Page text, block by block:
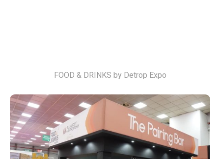
FOOD & DRINKS by Detrop Expo